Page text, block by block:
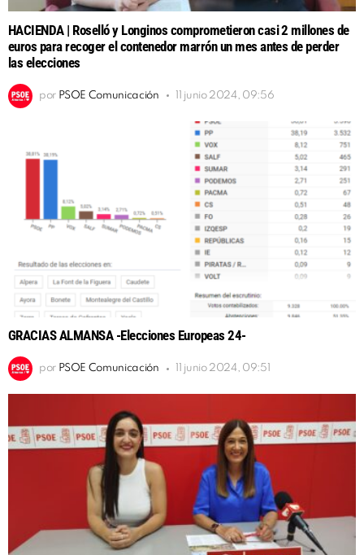
HACIENDA | Roselló y Longinos comprometieron casi 2 millones de
euros para recoger el contenedor marrón un mes antes de perder
las elecciones
por PSOE Comunicación 11 junio 2024, 09:56
GRACIAS ALMANSA -Elecciones Europeas 24-
por PSOE Comunicación 11 junio 2024, 09:51